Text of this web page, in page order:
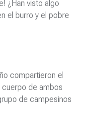
¿Han visto algo
el burro y el pobre
compartieron el
cuerpo de ambos
de campesinos